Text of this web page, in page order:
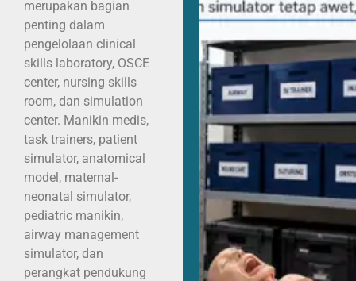
merupakan bagian
penting dalam
pengelolaan clinical
skills laboratory, OSCE
center, nursing skills
room, dan simulation
center. Manikin medis,
task trainers, patient
simulator, anatomical
model, maternal-
neonatal simulator,
pediatric manikin,
airway management
simulator, dan
perangkat pendukung